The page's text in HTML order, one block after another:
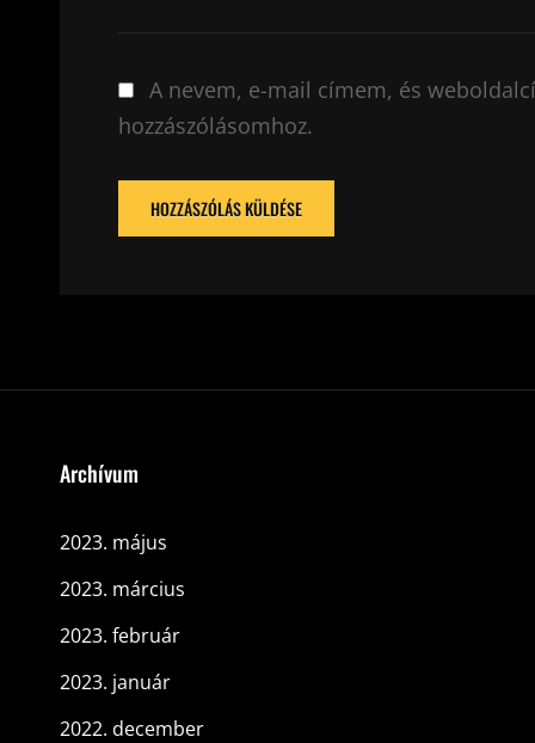
A nevem, e-mail címem, és
hozzászólásomhoz.
Archívum
2023. május
2023. március
2023. február
2023. január
2022. december